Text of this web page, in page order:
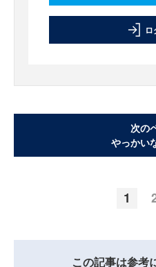
次の
やっかい
1
この記事は参考